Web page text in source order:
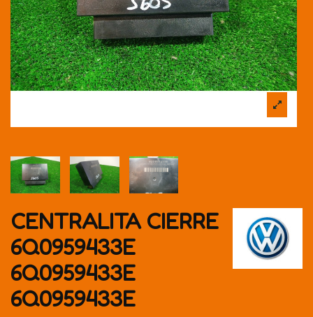
CENTRALITA CIERRE
6Q0959433E
6Q0959433E
6Q0959433E